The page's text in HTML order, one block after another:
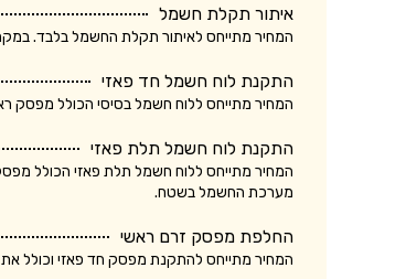
איתור תקלת חשמל
המחיר מתייחס לאיתור תקלת החשמל בלבד. במקרים בהם
התקנת לוח חשמל חד פאזי
המחיר מתייחס ללוח חשמל בסיסי הכולל מפסק ראשי ו- 10 מאמ"תים. המחיר אינו כולל ביקורת של
התקנת לוח חשמל תלת פאזי
מערכת החשמל בשטח.
החלפת מפסק זרם ראשי
המחיר מתייחס להתקנת מפסק חד פאזי וכולל